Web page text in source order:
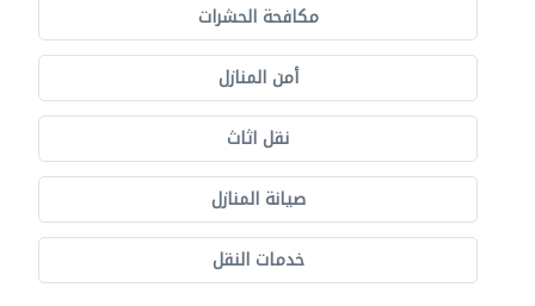
مكافحة الحشرات
أمن المنازل
نقل اثاث
صيانة المنازل
خدمات النقل